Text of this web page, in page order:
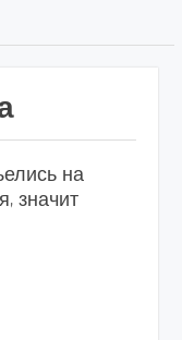
на
значит